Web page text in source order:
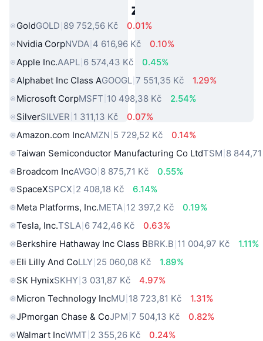
Populární aktiva z reálného světa
GoldGOLD 89 752,56 Kč
0.01%
Nvidia CorpNVDA 4 616,96 Kč
0.10%
Apple Inc.AAPL 6 574,43 Kč
0.45%
Alphabet Inc Class AGOOGL 7 551,35 Kč
1.29%
Microsoft CorpMSFT 10 498,38 Kč
2.54%
SilverSILVER 1 311,13 Kč
0.07%
Amazon.com IncAMZN 5 729,52 Kč
0.14%
Taiwan Semiconductor Manufacturing Co LtdTSM 8
Broadcom IncAVGO 8 875,71 Kč
0.55%
SpaceXSPCX 2 408,18 Kč
6.14%
Meta Platforms, Inc.META 12 397,2 Kč
0.19%
Tesla, Inc.TSLA 6 742,46 Kč
0.63%
Berkshire Hathaway Inc Class BBRK.B 11 004,97 Kč
1.11%
Eli Lilly And CoLLY 25 060,08 Kč
1.89%
SK HynixSKHY 3 031,87 Kč
4.97%
Micron Technology IncMU 18 723,81 Kč
1.31%
JPmorgan Chase & CoJPM 7 504,13 Kč
0.82%
Walmart IncWMT 2 355,26 Kč 0.24%